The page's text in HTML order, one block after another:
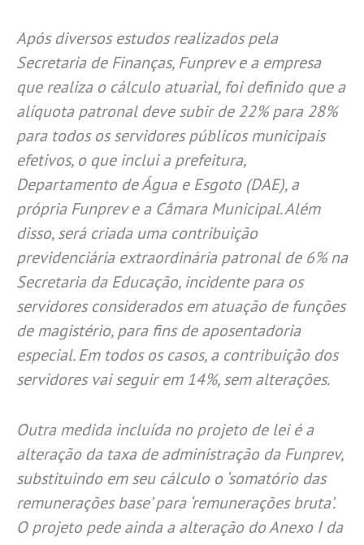
Após diversos estudos realizados pela
Secretaria de Finanças, Funprev e a empresa
que realiza o cálculo atuarial, foi definido que a
alíquota patronal deve subir de 22% para 28%
para todos os servidores públicos municipais
efetivos, o que inclui a prefeitura,
Departamento de Água e Esgoto (DAE), a
própria Funprev e a Câmara Municipal. Além
disso, será criada uma contribuição
previdenciária extraordinária patronal de 6% na
Secretaria da Educação, incidente para os
servidores considerados em atuação de funções
de magistério, para fins de aposentadoria
especial. Em todos os casos, a contribuição dos
servidores vai seguir em 14%, sem alterações.
Outra medida incluída no projeto de lei é a
alteração da taxa de administração da Funprev,
substituindo em seu cálculo o ‘somatório das
remunerações base’ para ‘remunerações bruta’.
O projeto pede ainda a alteração do Anexo I da